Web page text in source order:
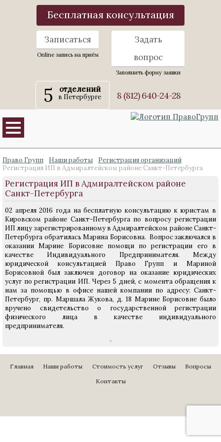
Бесплатная консультация
Записаться
Online запись на приём
Задать
вопрос
Заполнить форму заявки
5 отделений
в Петербурге 8 (812) 640-24-28
Право Групп Наши работы
Регистрация организаций
Регистрация ИП в Адмиралтейском районе Санкт-Петербурга
Регистрация ИП в Адмиралтейском районе
Санкт-Петербурга
02 апреля 2016 года на бесплатную консультацию к юристам в
Кировском районе Санкт-Петербурга по вопросу регистрации
ИП лицу зарегистрированному в Адмиралтейском районе Санкт-
Петербурга обратилась Марина Борисовна. Вопрос заключался в
оказании Марине Борисовне помощи по регистрации его в
качестве Индивидуального Предпринимателя. Между
юридической консультацией Право Групп и Мариной
Борисовной был заключен договор на оказание юридических
услуг по регистрации ИП. Через 5 дней, с момента обращения к
нам за помощью в офисе нашей компании по адресу: Санкт-
Петербург, пр. Маршала Жукова, д. 18 Марине Борисовне было
вручено свидетельство о государственной регистрации
физического лица в качестве индивидуального
предпринимателя.
Главная Наши работы Стоимость услуг Отзывы
Вопросы
Контакты